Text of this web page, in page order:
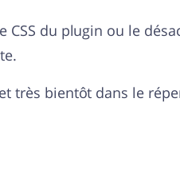
CSS du plugin ou le
très bientôt dans le